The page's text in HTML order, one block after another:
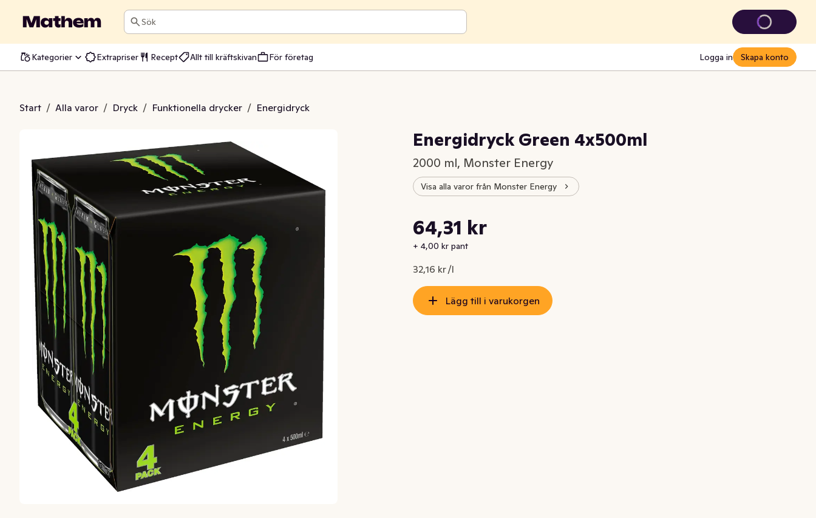
Sök
Kategorier Extrapriser Recept Allt till kräftskivan För företag Logga in Skapa konto
Start / Alla varor / Dryck / Funktionella drycker / Energidryck
Green 4x500ml
Energidryck Green 4x500ml
2000 ml, Monster Energy
Visa alla varor från Monster Energy
Nuvarande pris är: 64,31 kr
64,31 kr
+ 4,00 kr pant
32,16 kr /l
Styckpris: 32,16 kr /l
Lägg till i varukorgen